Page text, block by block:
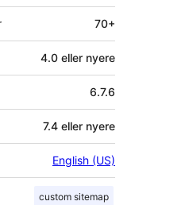
70+
4.0 eller nyere
6.7.6
7.4 eller nyere
English (US)
custom sitemap